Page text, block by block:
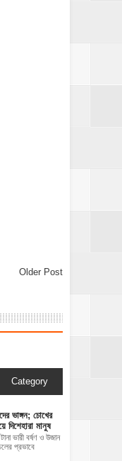
Older Post
Category
ভাঙ্গন; চোখের
দিশেহারা মানুষ
ভারী বর্ষণ ও উজান
প্রভাবে